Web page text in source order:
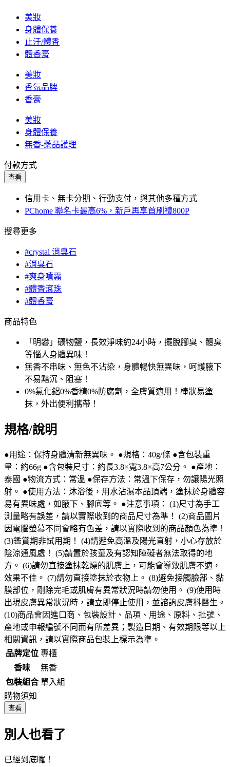
美妝
身體保養
止汗/體香
體香膏
美妝
香氛品牌
香膏
美妝
身體保養
無香-藥品護理
付款方式
查看
信用卡、無卡分期、行動支付，與其他多種方式
PChome 聯名卡最高6%，新戶再享首刷禮800P
搜尋更多
#crystal 消臭石
#消臭石
#爽身噴霧
#體香滾珠
#體香膏
商品特色
「明礬」礦物鹽，長效淨味約24小時，擺脫腳臭、體臭
等惱人身體異味！
無香不串味、無色不沾染，身體暢快無異味，呵護腋下
不易黯沉、阻塞！
0%氯化鋁0%香精0%防腐劑，全膚質適用！棒狀易塗
抹，外出便利攜帶！
規格/說明
●用途：保持身體清新無異味。 ●規格：40g/條 ●含包裝重
量：約66g ●含包裝尺寸：約長3.8×寬3.8×高7公分。 ●產地：
泰國 ●物流方式：常溫 ●保存方法：常溫下保存，勿讓陽光照
射。 ●使用方法：沐浴後，用水沾濕本品頂端，塗抹於身體容
易有異味處，如腋下、腳底等。 ●注意事項： (1)尺寸為手工
測量略有誤差，請以實際收到的商品尺寸為準！ (2)商品圖片
因電腦螢幕不同會略有色差，請以實際收到的商品顏色為準！
(3)鑑賞期非試用期！ (4)請避免高溫及陽光直射，小心存放於
陰涼通風處！ (5)請置於孩童及有認知障礙者無法取得的地
方。 (6)請勿直接塗抹乾燥的肌膚上，可能會導致肌膚不適，
效果不佳。 (7)請勿直接塗抹於衣物上。 (8)避免接觸臉部、黏
膜部位，剛除完毛或肌膚有異常狀況時請勿使用。 (9)使用時
出現皮膚異常狀況時，請立即停止使用，並諮詢皮膚科醫生。
(10)商品會因進口商、包裝設計、品項、用途、原料、批號、
產地或申報編號不同而有所差異；製造日期、有效期限等以上
相關資訊，請以實際商品包裝上標示為準。
品牌定位 專櫃
香味
無香
包裝組合 單入組
購物須知
查看
別人也看了
已經到底囉！